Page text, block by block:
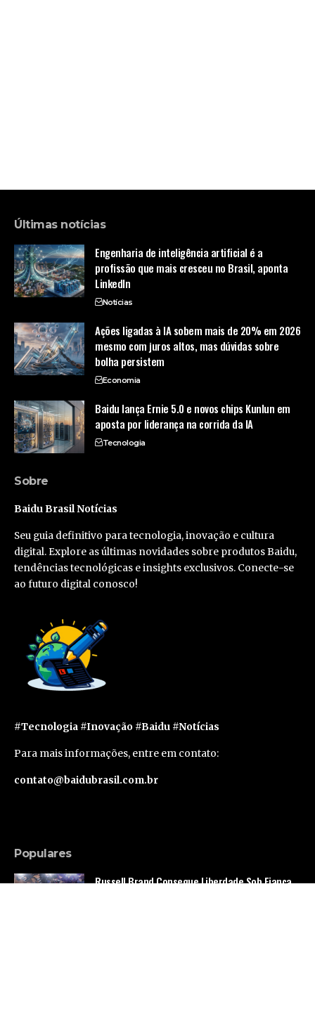
Últimas notícias
Engenharia de inteligência artificial é a
profissão que mais cresceu no Brasil, aponta
LinkedIn
Notícias
Ações ligadas à IA sobem mais de 20% em 2026
mesmo com juros altos, mas dúvidas sobre
bolha persistem
Economia
Baidu lança Ernie 5.0 e novos chips Kunlun em
aposta por liderança na corrida da IA
Tecnologia
Sobre
Baidu Brasil Notícias
Seu guia definitivo para tecnologia, inovação e cultura
digital. Explore as últimas novidades sobre produtos Baidu,
tendências tecnológicas e insights exclusivos. Conecte-se
ao futuro digital conosco!
#Tecnologia #Inovação #Baidu #Notícias
Para mais informações, entre em contato:
contato@baidubrasil.com.br
Populares
Russell Brand Consegue Liberdade Sob Fiança